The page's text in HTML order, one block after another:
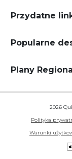
Przydatne
Popularne
Plany
2026
Polityka
Warunki